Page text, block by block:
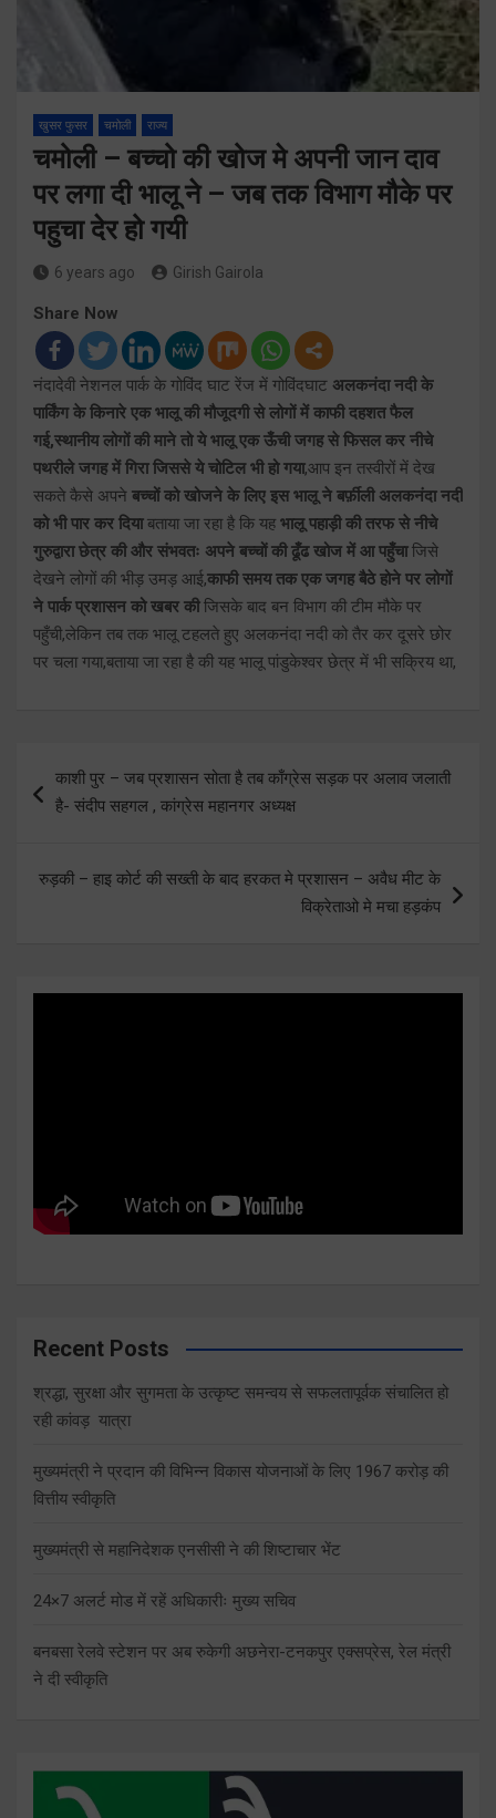
खुसर फुसर चमोली राज्य
चमोली – बच्चो की खोज मे अपनी जान दाव
पर लगा दी भालू ने – जब तक विभाग मौके पर
पहुचा देर हो गयी
6 years ago Girish Gairola
Share Now
नंदादेवी नेशनल पार्क के गोविंद घाट रेंज में गोविंदघाट अलकनंदा नदी के
पार्किंग के किनारे एक भालू की मौजूदगी से लोगों में काफी दहशत फैल
गई,स्थानीय लोगों की माने तो ये भालू एक ऊँची जगह से फिसल कर नीचे
पथरीले जगह में गिरा जिससे ये चोटिल भी हो गया,आप इन तस्वीरों में देख
सकते कैसे अपने बच्चों को खोजने के लिए इस भालू ने बर्फ़ीली अलकनंदा नदी
को भी पार कर दियाबताया जा रहा है कि यह भालू पहाड़ी की तरफ से नीचे
गुरुद्वारा छेत्र की और संभवतः अपने बच्चों की ढूँढ खोज में आ पहुँचाजिसे
देखने लोगों की भीड़ उमड़ आई,काफी समय तक एक जगह बैठे होने पर लोगों
ने पार्क प्रशासन को खबर कीजिसके बाद बन विभाग की टीम मौके पर
पहुँची,लेकिन तब तक भालू टहलते हुए अलकनंदा नदी को तैर कर दूसरे छोर
पर चला गया,बताया जा रहा है की यह भालू पांडुकेश्वर छेत्र में भी सक्रिय था,
navigation
काशी पुर – जब प्रशासन सोता है तब काँग्रेस सड़क पर अलाव जलाती
है- संदीप सहगल , कांग्रेस महानगर अध्यक्ष
रुड़की – हाइ कोर्ट की सख्ती के बाद हरकत मे प्रशासन – अवैध मीट के
विक्रेताओ मे मचा हड़कंप
Recent Posts
श्रद्धा, सुरक्षा और सुगमता के उत्कृष्ट समन्वय से सफलतापूर्वक संचालित हो
रही कांवड़ यात्रा
मुख्यमंत्री ने प्रदान की विभिन्न विकास योजनाओं के लिए 1967 करोड़ की
वित्तीय स्वीकृति
मुख्यमंत्री से महानिदेशक एनसीसी ने की शिष्टाचार भेंट
24×7 अलर्ट मोड में रहें अधिकारीः मुख्य सचिव
बनबसा रेलवे स्टेशन पर अब रुकेगी अछनेरा-टनकपुर एक्सप्रेस, रेल मंत्री
ने दी स्वीकृति